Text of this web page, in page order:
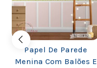
Papel De Parede
Menina Com Balões E